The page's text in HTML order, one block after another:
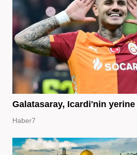
Galatasaray, Icardi'nin yerine
Haber7